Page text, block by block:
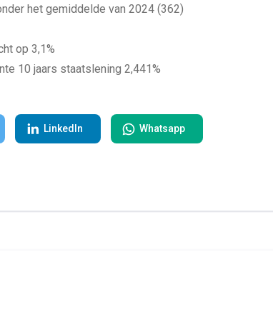
het gemiddelde van 2024 (362)
op 3,1%
10 jaars staatslening 2,441%
LinkedIn Whatsapp